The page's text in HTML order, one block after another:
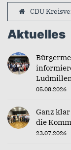
CDU
Aktuelles
05.08.2026
Ganz klar
die
23.07.2026